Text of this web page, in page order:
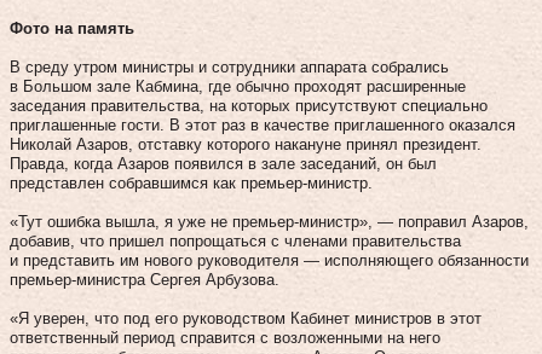
Фото на память
В среду утром министры и сотрудники аппарата собрались
в Большом зале Кабмина, где обычно проходят расширенные
заседания правительства, на которых присутствуют специально
приглашенные гости. В этот раз в качестве приглашенного оказался
Николай Азаров, отставку которого накануне принял президент.
Правда, когда Азаров появился в зале заседаний, он был
представлен собравшимся как премьер-министр.
«Тут ошибка вышла, я уже не премьер-министр», — поправил Азаров,
добавив, что пришел попрощаться с членами правительства
и представить им нового руководителя — исполняющего обязанности
премьер-министра Сергея Арбузова.
«Я уверен, что под его руководством Кабинет министров в этот
ответственный период справится с возложенными на него